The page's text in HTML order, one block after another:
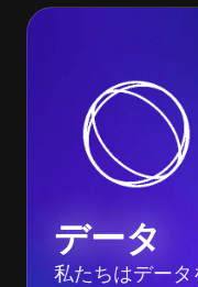
データ
私たちはデー